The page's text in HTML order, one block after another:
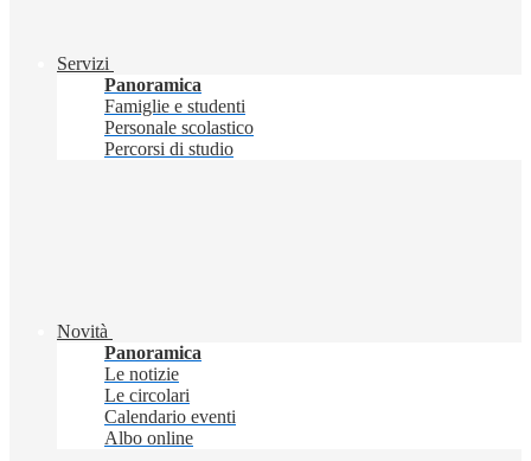
Servizi
Panoramica
Famiglie e studenti
Personale scolastico
Percorsi di studio
Novità
Panoramica
Le notizie
Le circolari
Calendario eventi
Albo online